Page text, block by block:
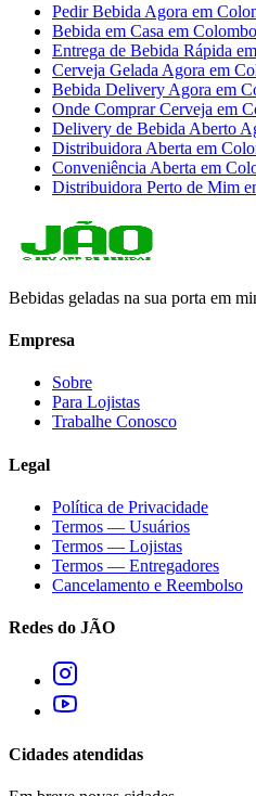
Pedir Bebida Agora em
Bebida em Casa em Colombo
Entrega de Bebida Rápida em
Cerveja Gelada Agora em
Bebida Delivery Agora em
Onde Comprar Cerveja em
Delivery de Bebida Aberto
Distribuidora Aberta em
Conveniência Aberta em
Distribuidora Perto de Mim
Bebidas geladas na sua porta em
Empresa
Sobre
Para Lojistas
Trabalhe Conosco
Legal
Política de Privacidade
Termos — Usuários
Termos — Lojistas
Termos — Entregadores
Cancelamento e Reembolso
Redes do JÃO
Cidades atendidas